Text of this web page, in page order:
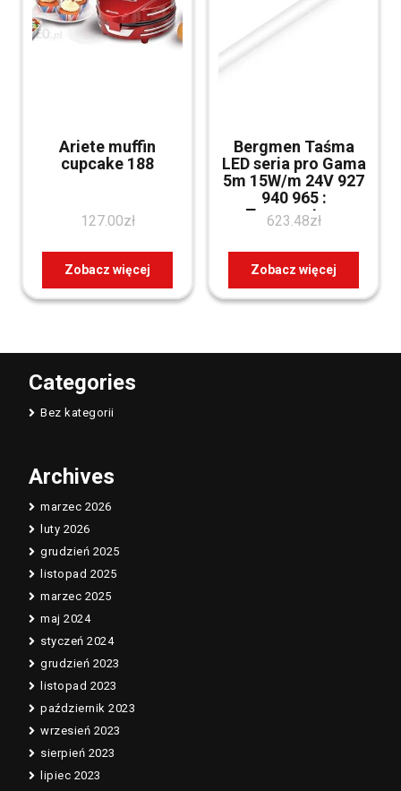
Ariete muffin
cupcake 188
127.00zł
Zobacz więcej
Bergmen Taśma
LED seria pro Gama
5m 15W/m 24V 927
940 965 :
Temperatura
barwowa – 2700K
(1002049021566)
623.48zł
Zobacz więcej
Categories
Bez kategorii
Archives
marzec 2026
luty 2026
grudzień 2025
listopad 2025
marzec 2025
maj 2024
styczeń 2024
grudzień 2023
listopad 2023
październik 2023
wrzesień 2023
sierpień 2023
lipiec 2023